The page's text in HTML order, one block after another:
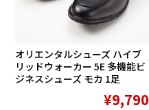
オリエンタルシューズ ハイブ
リッドウォーカー 5E 多機能ビ
ジネスシューズ モカ 1足
¥9,790